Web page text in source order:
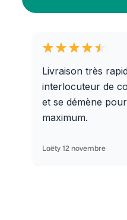
Livraison très
interlocuteur de
et se démène
maximum.
Laëty 12 novembre